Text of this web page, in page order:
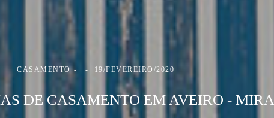
CASAMENTO 19/FEVEREIRO/2020
DE CASAMENTO EM AVEIRO - MIRA